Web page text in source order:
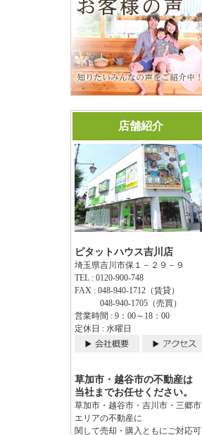
店舗紹介
ピタットハウス吉川店
埼玉県吉川市保１－２９－９
TEL : 0120-900-748
FAX : 048-940-1712（賃貸）
048-940-1705（売買）
営業時間 : 9：00～18：00
定休日 : 水曜日
草加市・越谷市の不動産は
当社までお任せください。
草加市・越谷市・吉川市・三郷市
エリアの不動産に
関して売却・購入ともにご対応可